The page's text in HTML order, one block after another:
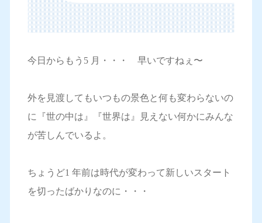
今日からもう5 月・・・ 早いですねぇ〜
外を見渡してもいつもの景色と何も変わらないの
に『世の中は』『世界は』見えない何かにみんな
が苦しんでいるよ。
ちょうど1 年前は時代が変わって新しいスタート
を切ったばかりなのに・・・